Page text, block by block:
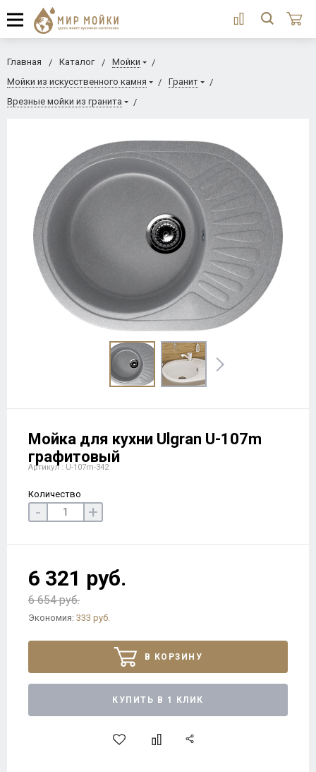
Главная Каталог
Мойки
Мойки из искусственного камня
Гранит
Врезные мойки из гранита
Мойка для кухни Ulgran U-107m
графитовый
Артикул : U-107m-342
Количество
- +
6 321 руб.
6 654 руб.
Экономия: 333 руб.
В КОРЗИНУ
КУПИТЬ В 1 КЛИК